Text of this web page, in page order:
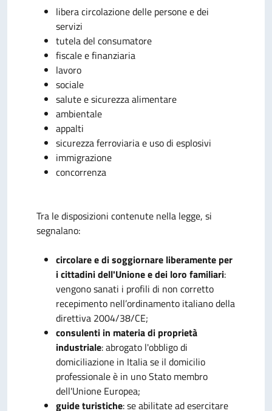
libera circolazione delle persone e dei
servizi
tutela del consumatore
fiscale e finanziaria
lavoro
sociale
salute e sicurezza alimentare
ambientale
appalti
sicurezza ferroviaria e uso di esplosivi
immigrazione
concorrenza
Tra le disposizioni contenute nella legge, si
segnalano:
circolare e di soggiornare liberamente per
i cittadini dell'Unione e dei loro familiari:
vengono sanati i profili di non corretto
recepimento nell’ordinamento italiano della
direttiva 2004/38/CE;
consulenti in materia di proprietà
industriale: abrogato l'obbligo di
domiciliazione in Italia se il domicilio
professionale è in uno Stato membro
dell'Unione Europea;
guide turistiche: se abilitate ad esercitare